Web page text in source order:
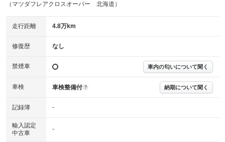
機関 主要機関に不具合はありません。
修復歴 詳細は鑑定書をご確認ください。
※グー鑑定は保証サービスではございません。購入時は必ず現車をご確認
※実際にお渡しするコンディションチェックシートにつきましては、形式
※グー鑑定の評価はあくまでも記載している鑑定日の鑑定結果となりま
す。車両情報等の詳細は各販売店へお問い合わせ下さい。
（マツダフレアクロスオーバー 北海道）
走行距離 4.8万km
修復歴 なし
禁煙車 車内の匂いについて聞く
車検 車検整備付 ? 納期について聞く
記録簿 -
輸入認定
中古車
-